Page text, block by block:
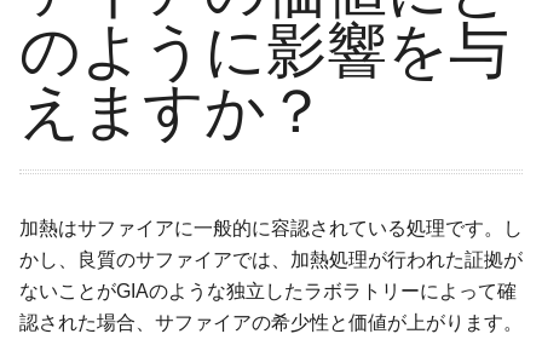
のように影響を与
えますか？
加熱はサファイアに一般的に容認されている処理です。し
かし、良質のサファイアでは、加熱処理が行われた証拠が
ないことがGIAのような独立したラボラトリーによって確
認された場合、サファイアの希少性と価値が上がります。